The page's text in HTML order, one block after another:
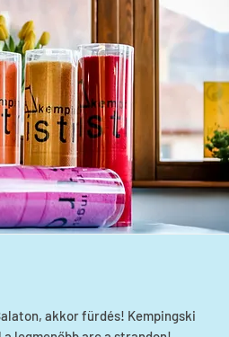
akkor fürdés! Kempingski